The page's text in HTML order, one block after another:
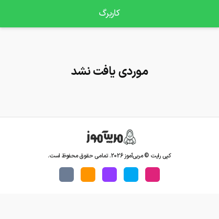
کاربرگ
موردی یافت نشد
کپی رایت © مربی‌آموز2026. تمامی حقوق محفوظ است.